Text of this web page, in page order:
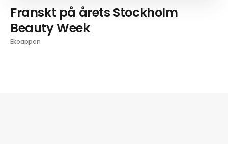
Franskt på årets Stockholm
Beauty Week
Ekoappen